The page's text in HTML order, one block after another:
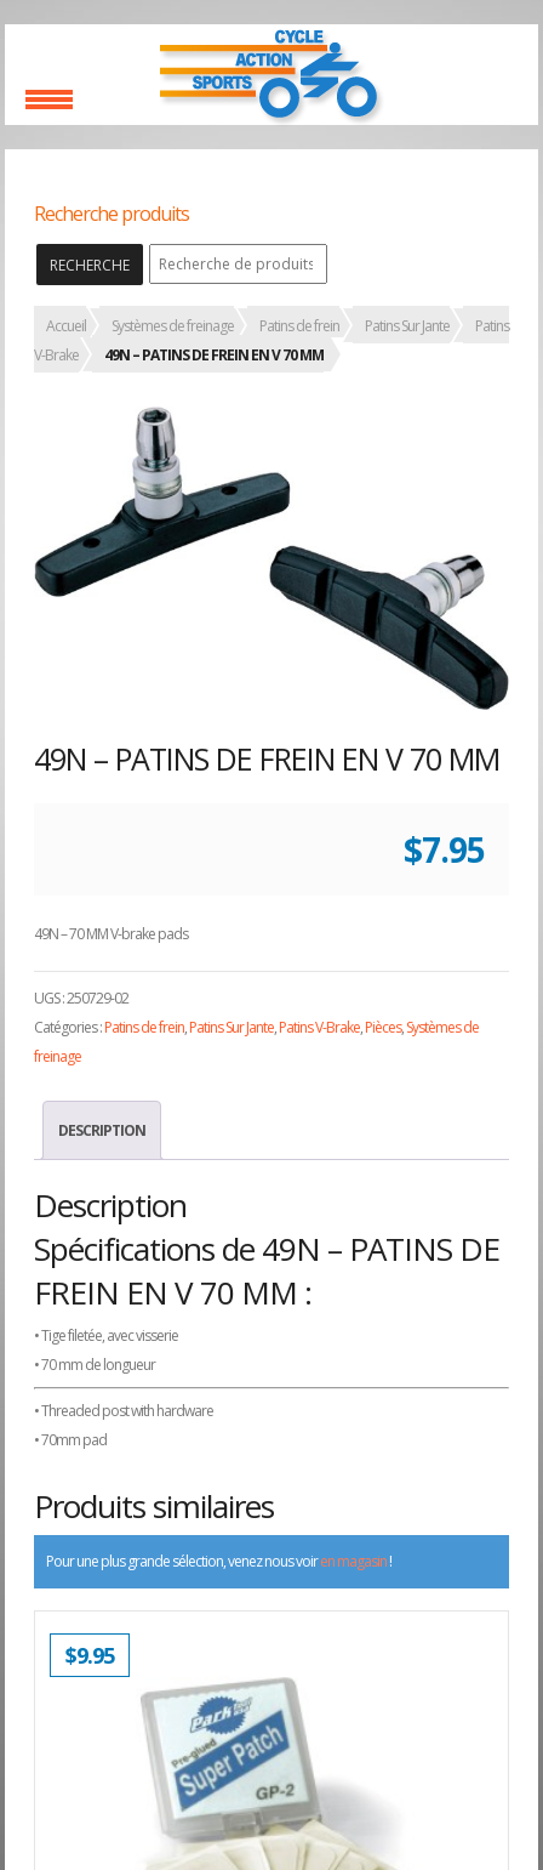
Recherche produits
RECHERCHE
Accueil Systèmes de freinage Patins de frein Patins Sur Jante
Patins
V-Brake
49N – PATINS DE FREIN EN V 70 MM
49N – PATINS DE FREIN EN V 70 MM
$7.95
49N – 70 MM V-brake pads
UGS :250729-02
Catégories :Patins de frein,Patins Sur Jante,Patins V-Brake,Pièces,Systèmes de
freinage
DESCRIPTION
Description
Spécifications de 49N – PATINS DE
FREIN EN V 70 MM :
• Tige filetée, avec visserie
• 70 mm de longueur
• Threaded post with hardware
• 70mm pad
Produits similaires
Pour une plus grande sélection, venez nous voiren magasin!
$9.95